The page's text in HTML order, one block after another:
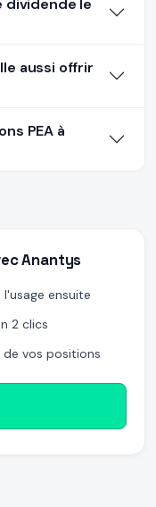
dividende le
aussi offrir
PEA à
Anantys
ensuite
2 clics
de vos positions